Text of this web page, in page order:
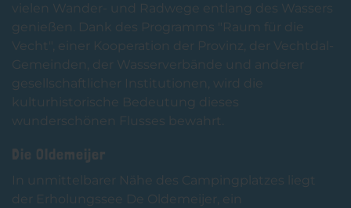
vielen Wander- und Radwege entlang des Wassers
genießen. Dank des Programms "Raum für die
Vecht", einer Kooperation der Provinz, der Vechtdal-
Gemeinden, der Wasserverbände und anderer
gesellschaftlicher Institutionen, wird die
kulturhistorische Bedeutung dieses
wunderschönen Flusses bewahrt.
Die Oldemeijer
In unmittelbarer Nähe des Campingplatzes liegt
der Erholungssee De Oldemeijer, ein